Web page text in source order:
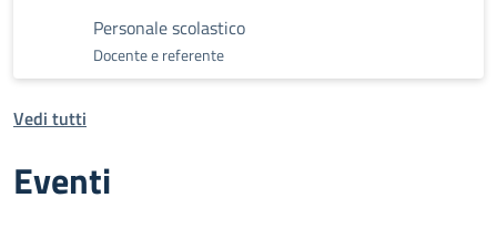
Personale scolastico
Docente e referente
Vedi tutti
Eventi